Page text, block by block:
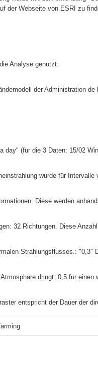
der Webseite von ESRI zu
Analyse genutzt:
day" (für die 3 Daten: 15/02
wurde für
Diese werden
32 Richtungen. Diese
Strahlungsflusses.: "0,3"
dringt: 0,5 für einen
entspricht der Dauer der